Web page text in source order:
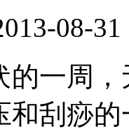
08-31
的一周
和刮痧